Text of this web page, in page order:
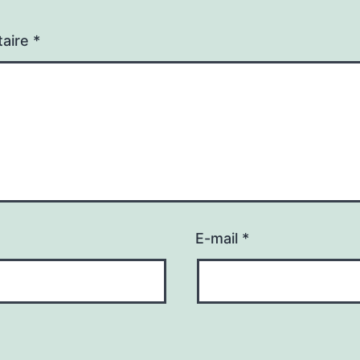
*
E-mail *